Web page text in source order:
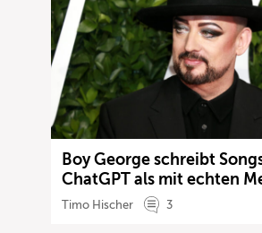
Boy George schreibt
ChatGPT als mit echten
Timo Hischer 3